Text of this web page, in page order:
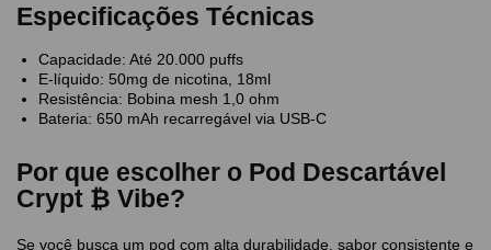
Especificações Técnicas
Capacidade: Até 20.000 puffs
E-líquido: 50mg de nicotina, 18ml
Resistência: Bobina mesh 1,0 ohm
Bateria: 650 mAh recarregável via USB-C
Por que escolher o Pod Descartável
Crypt ₿ Vibe?
Se você busca um pod com alta durabilidade, sabor consistente e